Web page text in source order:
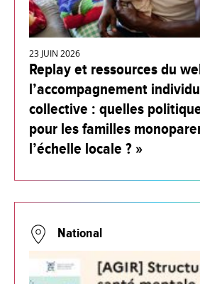
23 JUIN 2026
Replay et ressources du
l’accompagnement
collective : quelles
pour les familles
l’échelle locale ? »
National